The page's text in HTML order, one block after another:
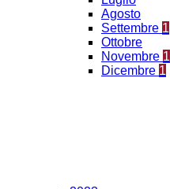
Agosto
Settembre 1
Ottobre
Novembre 1
Dicembre 1